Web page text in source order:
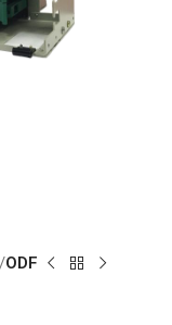
ODF